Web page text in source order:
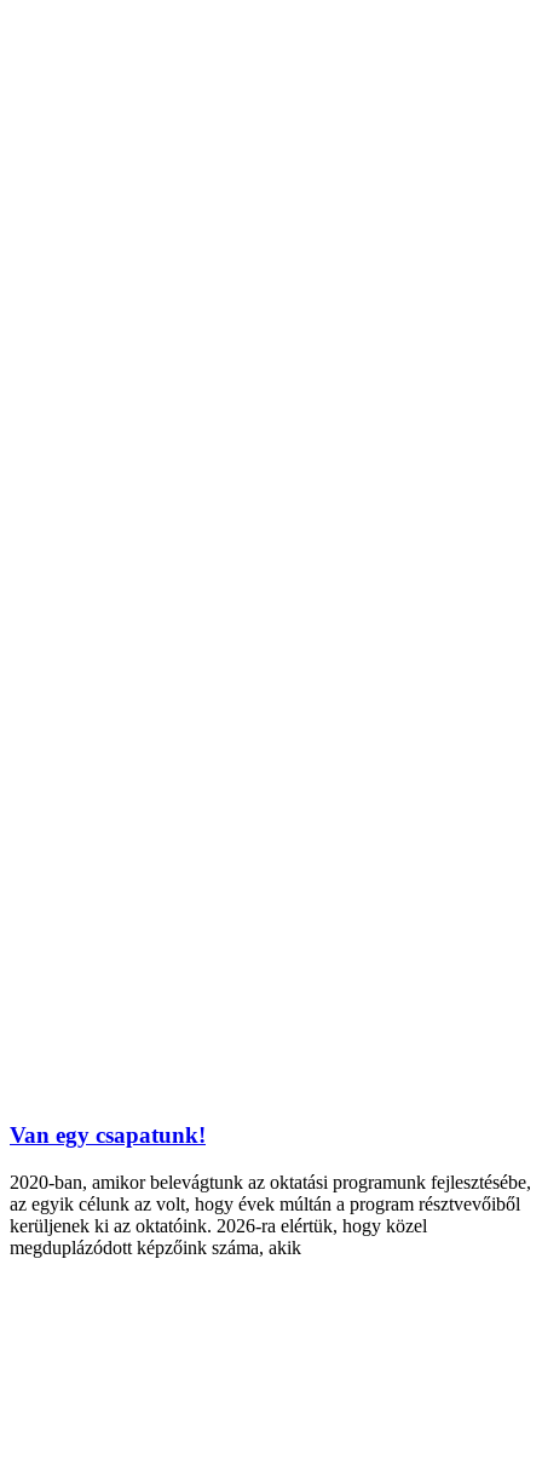
Van egy csapatunk!
2020-ban, amikor belevágtunk az oktatási programunk fejlesztésébe,
az egyik célunk az volt, hogy évek múltán a program résztvevőiből
kerüljenek ki az oktatóink. 2026-ra elértük, hogy közel
megduplázódott képzőink száma, akik